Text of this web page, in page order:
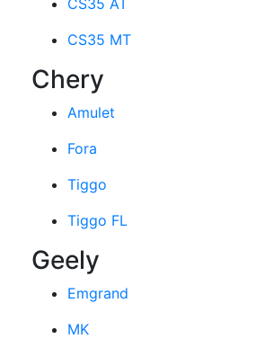
CS35 MT
Chery
Amulet
Fora
Tiggo
Tiggo FL
Geely
Emgrand
MK